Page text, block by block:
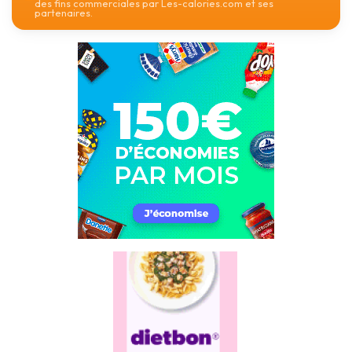
des fins commerciales par Les-calories.com et ses
partenaires.